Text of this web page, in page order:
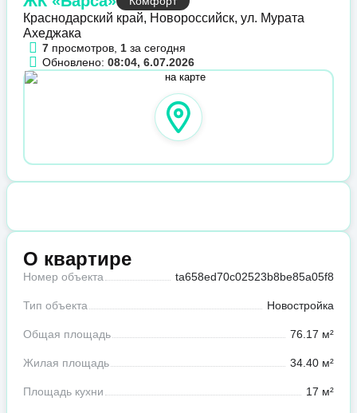
Краснодарский край, Новороссийск, ул. Мурата
Ахеджака
7 просмотров, 1 за сегодня
Обновлено: 08:04, 6.07.2026
О квартире
Номер объекта ta658ed70c02523b8be85a05f8
Тип объекта Новостройка
Общая площадь 76.17 м²
Жилая площадь 34.40 м²
Площадь кухни 17 м²